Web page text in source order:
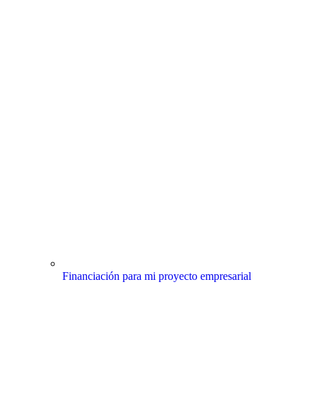
Financiación para mi proyecto empresarial